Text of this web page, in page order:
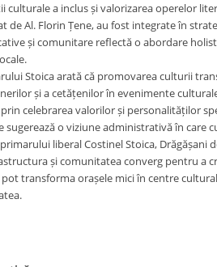
culturale a inclus și valorizarea operelor
de Al. Florin Țene, au fost integrate în
și comunitare reflectă o abordare
Stoica arată că promovarea culturii
și a cetățenilor în evenimente
celebrarea valorilor și personalităților
sugerează o viziune administrativă în
liberal Costinel Stoica,
și comunitatea converg pentru a
transforma orașele mici în centre